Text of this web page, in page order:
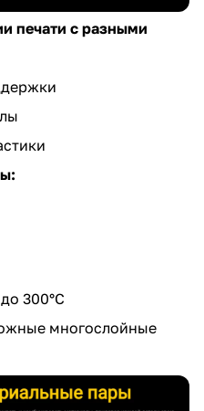
печати с разными
300°C
многослойные